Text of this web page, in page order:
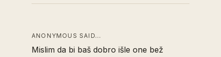
ANONYMOUS SAID…
Mislim da bi baš dobro išle one bež